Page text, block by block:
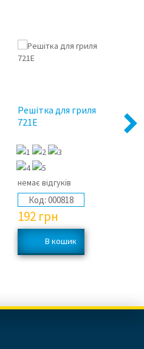
Решітка для гриля
721E
немає відгуків
Код: 000818
192 грн
Next